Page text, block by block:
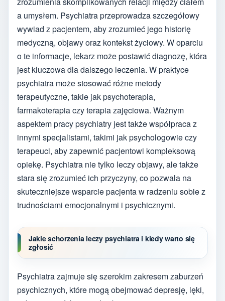
a umysłem. Psychiatra przeprowadza szczegółowy
wywiad z pacjentem, aby zrozumieć jego historię
medyczną, objawy oraz kontekst życiowy. W oparciu
o te informacje, lekarz może postawić diagnozę, która
jest kluczowa dla dalszego leczenia. W praktyce
psychiatra może stosować różne metody
terapeutyczne, takie jak psychoterapia,
farmakoterapia czy terapia zajęciowa. Ważnym
aspektem pracy psychiatry jest także współpraca z
innymi specjalistami, takimi jak psychologowie czy
terapeuci, aby zapewnić pacjentowi kompleksową
opiekę. Psychiatra nie tylko leczy objawy, ale także
stara się zrozumieć ich przyczyny, co pozwala na
skuteczniejsze wsparcie pacjenta w radzeniu sobie z
trudnościami emocjonalnymi i psychicznymi.
Jakie schorzenia leczy psychiatra i kiedy warto się
zgłosić
Psychiatra zajmuje się szerokim zakresem zaburzeń
psychicznych, które mogą obejmować depresję, lęki,